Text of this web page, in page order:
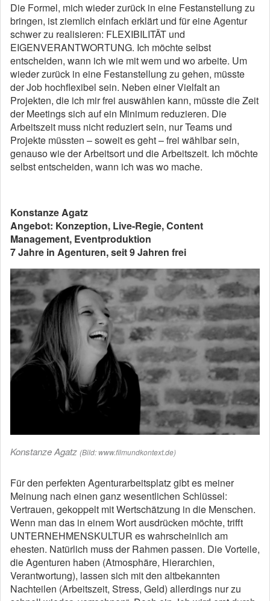
Die Formel, mich wieder zurück in eine Festanstellung zu
bringen, ist ziemlich einfach erklärt und für eine Agentur
schwer zu realisieren: FLEXIBILITÄT und
EIGENVERANTWORTUNG. Ich möchte selbst
entscheiden, wann ich wie mit wem und wo arbeite. Um
wieder zurück in eine Festanstellung zu gehen, müsste
der Job hochflexibel sein. Neben einer Vielfalt an
Projekten, die ich mir frei auswählen kann, müsste die Zeit
der Meetings sich auf ein Minimum reduzieren. Die
Arbeitszeit muss nicht reduziert sein, nur Teams und
Projekte müssten – soweit es geht – frei wählbar sein,
genauso wie der Arbeitsort und die Arbeitszeit. Ich möchte
selbst entscheiden, wann ich was wo mache.
Konstanze Agatz
Angebot: Konzeption, Live-Regie, Content
Management, Eventproduktion
7 Jahre in Agenturen, seit 9 Jahren frei
Konstanze Agatz (Bild: www.filmundkontext.de)
Für den perfekten Agenturarbeitsplatz gibt es meiner
Meinung nach einen ganz wesentlichen Schlüssel:
Vertrauen, gekoppelt mit Wertschätzung in die Menschen.
Wenn man das in einem Wort ausdrücken möchte, trifft
UNTERNEHMENSKULTUR es wahrscheinlich am
ehesten. Natürlich muss der Rahmen passen. Die Vorteile,
die Agenturen haben (Atmosphäre, Hierarchien,
Verantwortung), lassen sich mit den altbekannten
Nachteilen (Arbeitszeit, Stress, Geld) allerdings nur zu